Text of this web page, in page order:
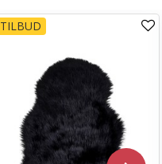
TILBUD